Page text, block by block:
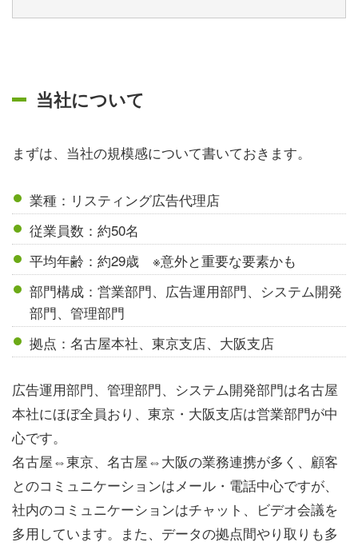
当社について
まずは、当社の規模感について書いておきます。
業種：リスティング広告代理店
従業員数：約50名
平均年齢：約29歳 ※意外と重要な要素かも
部門構成：営業部門、広告運用部門、システム開発
部門、管理部門
拠点：名古屋本社、東京支店、大阪支店
広告運用部門、管理部門、システム開発部門は名古屋
本社にほぼ全員おり、東京・大阪支店は営業部門が中
心です。
名古屋⇔東京、名古屋⇔大阪の業務連携が多く、顧客
とのコミュニケーションはメール・電話中心ですが、
社内のコミュニケーションはチャット、ビデオ会議を
多用しています。また、データの拠点間やり取りも多